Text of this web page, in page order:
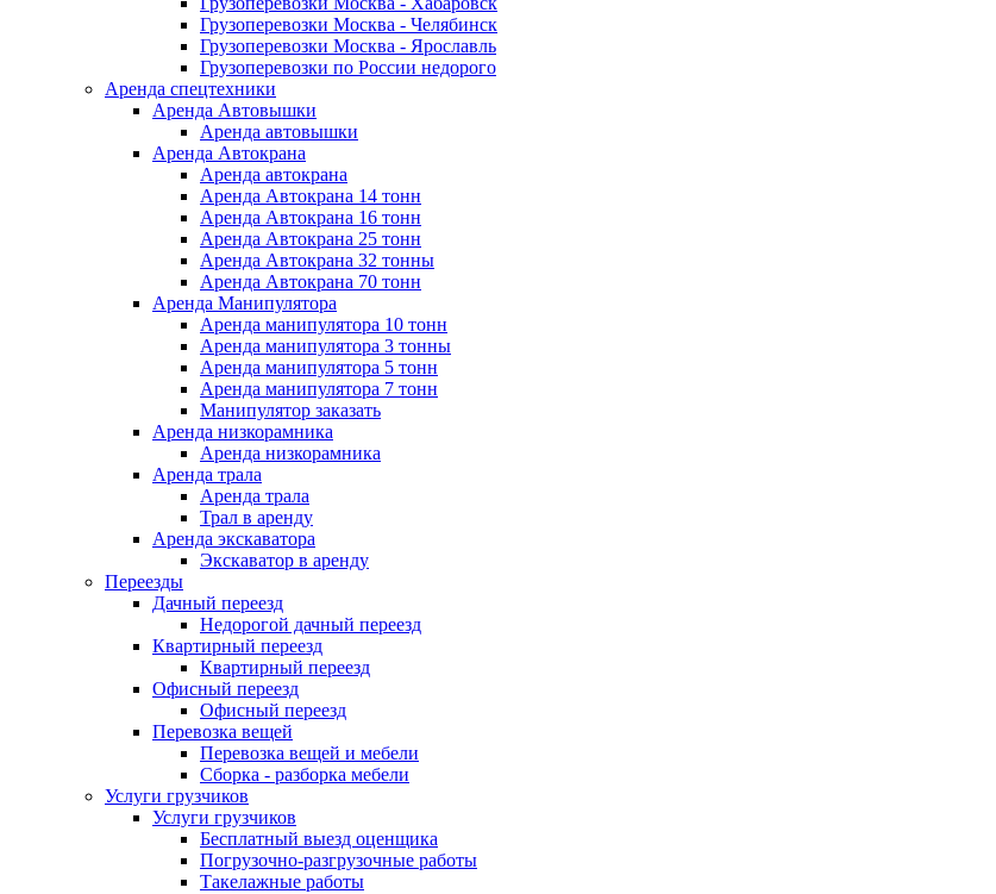
Грузоперевозки Москва - Челябинск
Грузоперевозки Москва - Ярославль
Грузоперевозки по России недорого
Аренда спецтехники
Аренда Автовышки
Аренда автовышки
Аренда Автокрана
Аренда автокрана
Аренда Автокрана 14 тонн
Аренда Автокрана 16 тонн
Аренда Автокрана 25 тонн
Аренда Автокрана 32 тонны
Аренда Автокрана 70 тонн
Аренда Манипулятора
Аренда манипулятора 10 тонн
Аренда манипулятора 3 тонны
Аренда манипулятора 5 тонн
Аренда манипулятора 7 тонн
Манипулятор заказать
Аренда низкорамника
Аренда низкорамника
Аренда трала
Аренда трала
Трал в аренду
Аренда экскаватора
Экскаватор в аренду
Переезды
Дачный переезд
Недорогой дачный переезд
Квартирный переезд
Квартирный переезд
Офисный переезд
Офисный переезд
Перевозка вещей
Перевозка вещей и мебели
Сборка - разборка мебели
Услуги грузчиков
Услуги грузчиков
Бесплатный выезд оценщика
Погрузочно-разгрузочные работы
Такелажные работы